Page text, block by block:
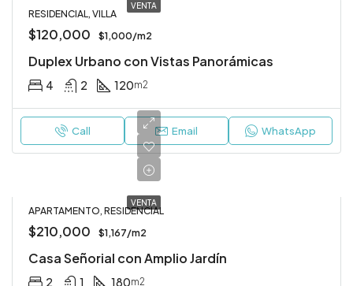
VENTA
RESIDENCIAL, VILLA
$120,000 $1,000/m2
Duplex Urbano con Vistas Panorámicas
4 2 120m2
Call Email WhatsApp
VENTA
APARTAMENTO, RESIDENCIAL
$210,000 $1,167/m2
Casa Señorial con Amplio Jardín
2 1 180m2